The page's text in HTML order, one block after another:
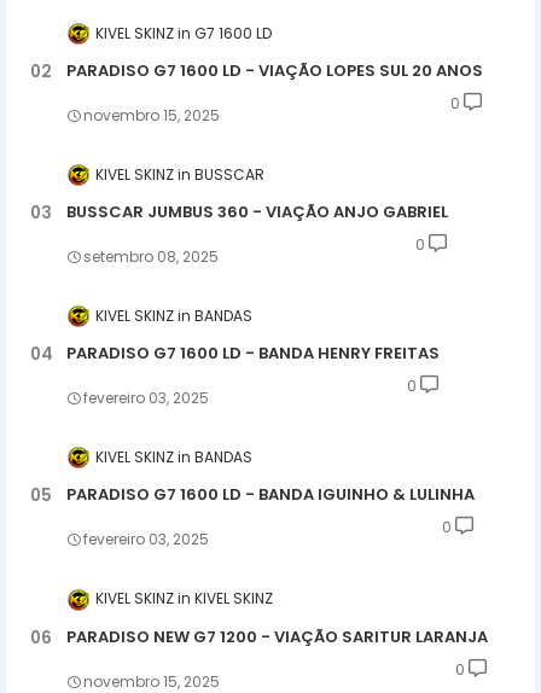
KIVEL SKINZ G7 1600 LD
PARADISO G7 1600 LD - VIAÇÃO LOPES SUL 20 ANOS
novembro 15, 2025
0
KIVEL SKINZ BUSSCAR
BUSSCAR JUMBUS 360 - VIAÇÃO ANJO GABRIEL
setembro 08, 2025
0
KIVEL SKINZ BANDAS
PARADISO G7 1600 LD - BANDA HENRY FREITAS
fevereiro 03, 2025
0
KIVEL SKINZ BANDAS
PARADISO G7 1600 LD - BANDA IGUINHO & LULINHA
fevereiro 03, 2025
0
KIVEL SKINZ KIVEL SKINZ
PARADISO NEW G7 1200 - VIAÇÃO SARITUR LARANJA
novembro 15, 2025
0